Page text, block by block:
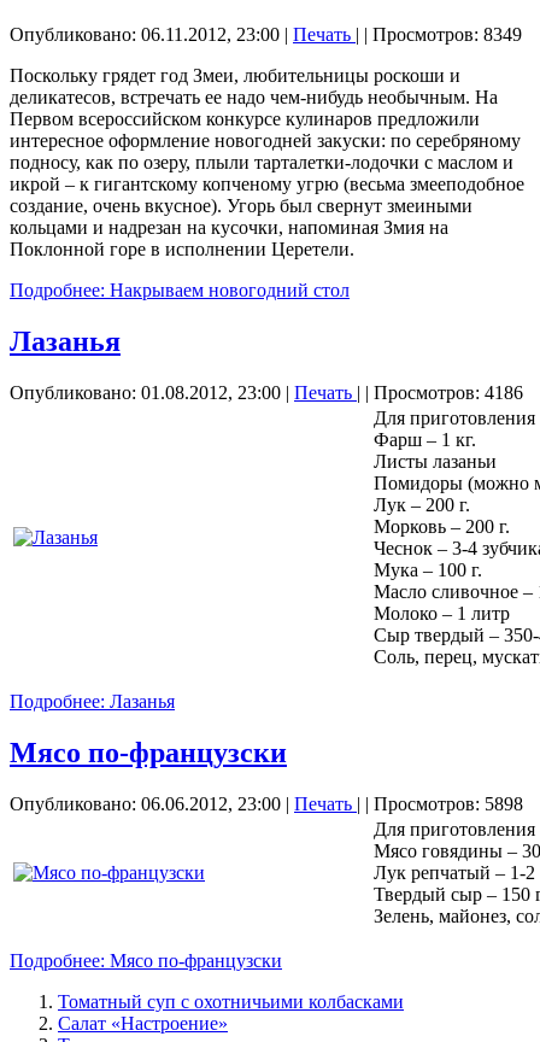
Опубликовано: 06.11.2012, 23:00 | Печать | | Просмотров: 8349
Поскольку грядет год Змеи, любительницы роскоши и
деликатесов, встречать ее надо чем-нибудь необычным. На
Первом всероссийском конкурсе кулинаров предложили
интересное оформление новогодней закуски: по серебряному
подносу, как по озеру, плыли тарталетки-лодочки с маслом и
икрой – к гигантскому копченому угрю (весьма змееподобное
создание, очень вкусное). Угорь был свернут змеиными
кольцами и надрезан на кусочки, напоминая Змия на
Поклонной горе в исполнении Церетели.
Подробнее: Накрываем новогодний стол
Лазанья
Опубликовано: 01.08.2012, 23:00 | Печать | | Просмотров: 4186
Для
Фарш – 1 кг.
Листы лазаньи
Помидоры (можно
Лук – 200 г.
Морковь – 200 г.
Чеснок – 3-4
Мука – 100 г.
Масло сливочное –
Молоко – 1 литр
Сыр твердый – 350-
Соль, перец,
Подробнее: Лазанья
Мясо по-французски
Опубликовано: 06.06.2012, 23:00 | Печать | | Просмотров: 5898
Для
Мясо говядины –
Лук репчатый – 1-
Твердый сыр – 150
Зелень, майонез,
Подробнее: Мясо по-французски
Томатный суп с охотничьими колбасками
Салат «Настроение»